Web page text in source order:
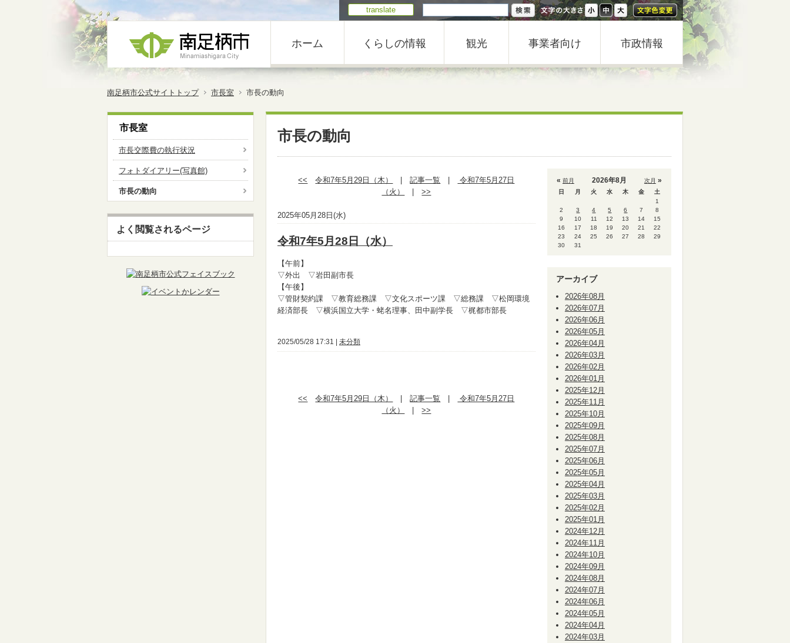
translate
ホーム くらしの情報 観光 事業者向け 市政情報
南足柄市公式サイトトップ 市長室 市長の動向
市長の動向
<< 令和7年5月29日（木） |記事一覧
令和7年5月27日
（火）
|>>
2025年05月28日(水)
令和7年5月28日（水）
【午前】
▽外出 ▽岩田副市長
【午後】
▽管財契約課 ▽教育総務課 ▽文化スポーツ課 ▽総務課 ▽松岡環境
経済部長 ▽横浜国立大学・蛯名理事、田中副学長 ▽梶都市部長
2025/05/28 17:31 | 未分類
<< 令和7年5月29日（木） |記事一覧
令和7年5月27日
（火）
|>>
« 前月 次月 »
2026年8月
日 月 火 水 木 金
土
1
2
3 4 5 6 7
8
9
10 11 12 13 14
15
16
17 18 19 20 21
22
23
24 25 26 27 28
29
30
31
アーカイブ
2026年08月
2026年07月
2026年06月
2026年05月
2026年04月
2026年03月
2026年02月
2026年01月
2025年12月
2025年11月
2025年10月
2025年09月
2025年08月
2025年07月
2025年06月
2025年05月
2025年04月
2025年03月
2025年02月
2025年01月
2024年12月
2024年11月
2024年10月
2024年09月
2024年08月
2024年07月
2024年06月
2024年05月
2024年04月
2024年03月
市長室
市長交際費の執行状況
フォトダイアリー(写真館)
市長の動向
よく閲覧されるページ